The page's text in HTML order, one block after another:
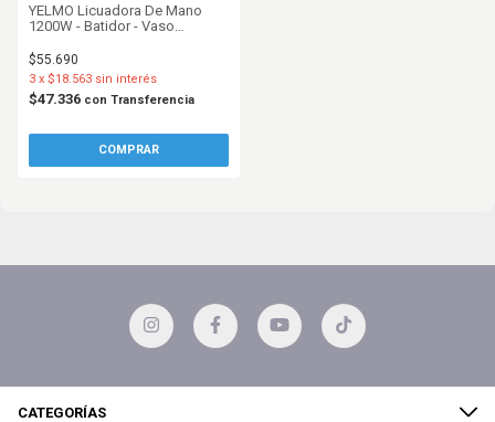
YELMO Licuadora De Mano
1200W - Batidor - Vaso
$55.690
$47.336 con Transferencia
3 x $18.563 sin interés
CATEGORÍAS